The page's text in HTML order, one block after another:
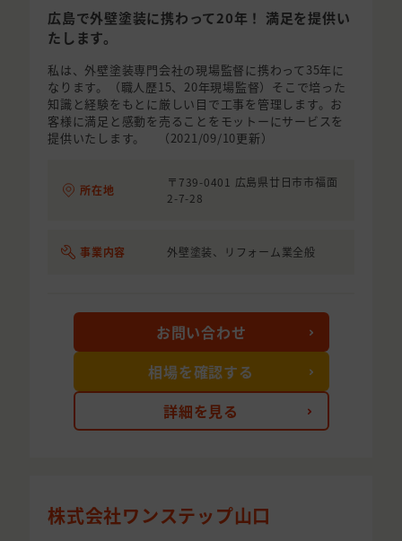
広島で外壁塗装に携わって20年！ 満足を提供い
たします。
私は、外壁塗装専門会社の現場監督に携わって35年に
なります。（職人歴15、20年現場監督）そこで培った
知識と経験をもとに厳しい目で工事を管理します。お
客様に満足と感動を売ることをモットーにサービスを
提供いたします。 （2021/09/10更新）
所在地
〒739-0401 広島県廿日市市福面
2-7-28
事業内容 外壁塗装、リフォーム業全般
詳細を見る
お問い合わせ
相場を確認する
株式会社ワンステップ山口